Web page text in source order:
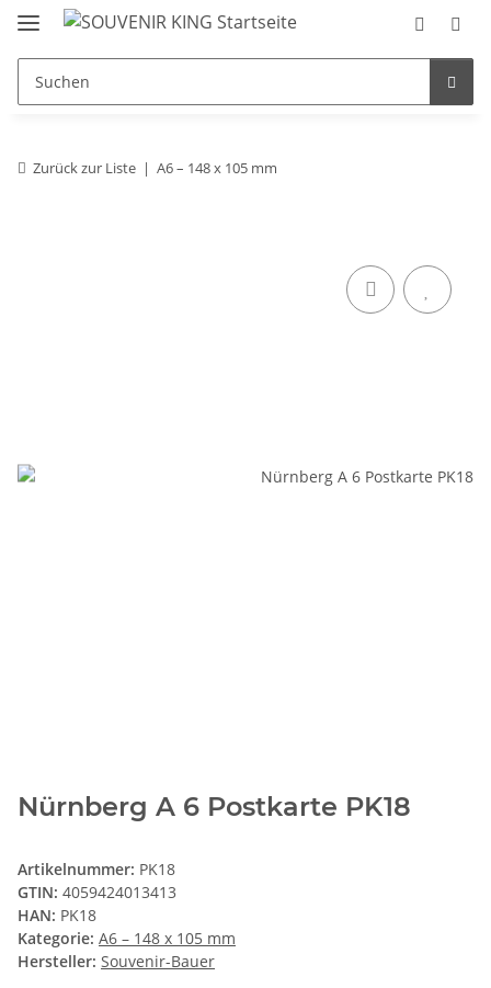
Zurück zur Liste A6 – 148 x 105 mm
Nürnberg A 6 Postkarte PK18
Artikelnummer: PK18
GTIN: 4059424013413
HAN: PK18
Kategorie: A6 – 148 x 105 mm
Hersteller: Souvenir-Bauer